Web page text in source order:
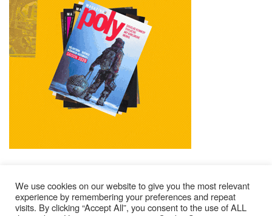
Mentions Légales Contacts Où Trouver Poly ?
We use cookies on our website to give you the most relevant
experience by remembering your preferences and repeat
visits. By clicking “Accept All”, you consent to the use of ALL